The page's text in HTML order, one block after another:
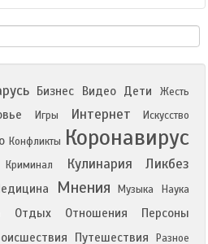
Бизнес Видео Дети
Жесть
Игры Интернет Искусство
Конфликты Коронавирус
Криминал Кулинария Ликбез
Мнения Музыка Наука
Отдых Отношения Персоны
Путешествия Разное